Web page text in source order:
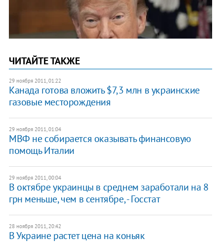
ЧИТАЙТЕ ТАКЖЕ
29 ноября 2011, 01:22
​Канада готова вложить $7,3 млн в украинские
газовые месторождения
29 ноября 2011, 01:04
​МВФ не собирается оказывать финансовую
помощь Италии
29 ноября 2011, 00:04
​В октябре украинцы в среднем заработали на 8
грн меньше, чем в сентябре, - Госстат
28 ноября 2011, 20:42
​В Украине растет цена на коньяк